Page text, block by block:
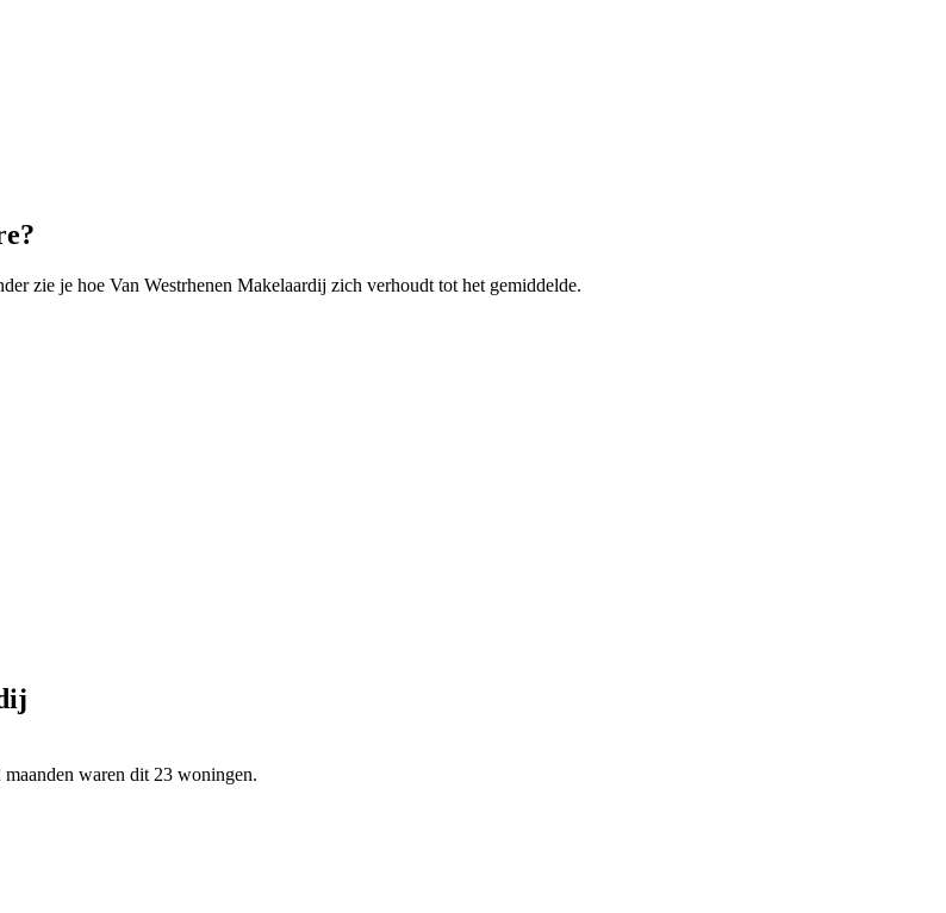
zie je hoe Van Westrhenen Makelaardij zich verhoudt tot het gemiddelde.
waren dit 23 woningen.